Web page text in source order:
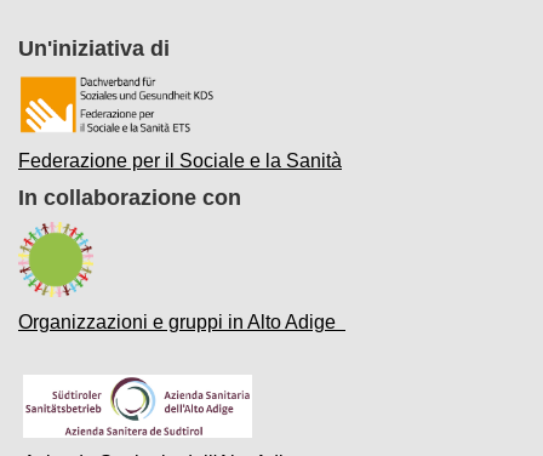
Un'iniziativa di
Federazione per il Sociale e la Sanità
In collaborazione con
Organizzazioni e gruppi in Alto Adige